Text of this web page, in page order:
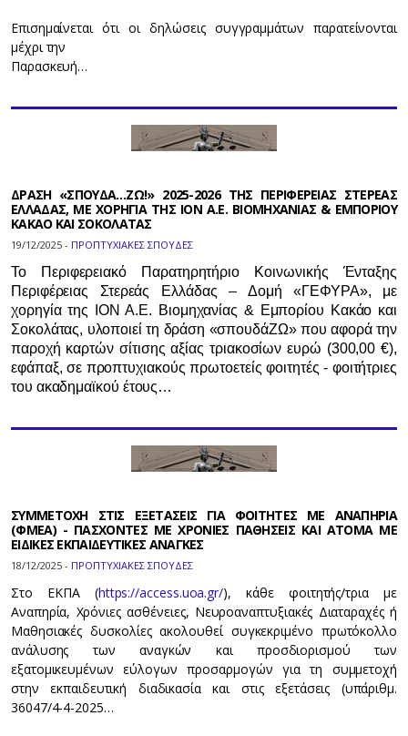
Επισημαίνεται ότι οι δηλώσεις συγγραμμάτων παρατείνονται
μέχρι την
Παρασκευή…
ΔΡΑΣΗ «ΣΠΟΥΔΑ…ΖΩ!» 2025-2026 ΤΗΣ ΠΕΡΙΦΕΡΕΙΑΣ ΣΤΕΡΕΑΣ
ΕΛΛΑΔΑΣ, ΜΕ ΧΟΡΗΓΙΑ ΤΗΣ ΙΟΝ Α.Ε. ΒΙΟΜΗΧΑΝΙΑΣ & ΕΜΠΟΡΙΟΥ
ΚΑΚΑΟ ΚΑΙ ΣΟΚΟΛΑΤΑΣ
19/12/2025 - ΠΡΟΠΤΥΧΙΑΚΕΣ ΣΠΟΥΔΕΣ
Το Περιφερειακό Παρατηρητήριο Κοινωνικής Ένταξης
Περιφέρειας Στερεάς Ελλάδας – Δομή «ΓΕΦΥΡΑ», με
χορηγία της ΙΟΝ Α.Ε. Βιομηχανίας & Εμπορίου Κακάο και
Σοκολάτας, υλοποιεί τη δράση «σπουδάΖΩ» που αφορά την
παροχή καρτών σίτισης αξίας τριακοσίων ευρώ (300,00 €),
εφάπαξ, σε προπτυχιακούς πρωτοετείς φοιτητές - φοιτήτριες
του ακαδημαϊκού έτους…
ΣΥΜΜΕΤΟΧΗ ΣΤΙΣ ΕΞΕΤΑΣΕΙΣ ΓΙΑ ΦΟΙΤΗΤΕΣ ΜΕ ΑΝΑΠΗΡΙΑ
(ΦΜΕΑ) - ΠΑΣΧΟΝΤΕΣ ΜΕ ΧΡΟΝΙΕΣ ΠΑΘΗΣΕΙΣ ΚΑΙ ΑΤΟΜΑ ΜΕ
ΕΙΔΙΚΕΣ ΕΚΠΑΙΔΕΥΤΙΚΕΣ ΑΝΑΓΚΕΣ
18/12/2025 - ΠΡΟΠΤΥΧΙΑΚΕΣ ΣΠΟΥΔΕΣ
Στο ΕΚΠΑ (https://access.uoa.gr/), κάθε φοιτητής/τρια με
Αναπηρία, Χρόνιες ασθένειες, Νευροαναπτυξιακές Διαταραχές ή
Μαθησιακές δυσκολίες ακολουθεί συγκεκριμένο πρωτόκολλο
ανάλυσης των αναγκών και προσδιορισμού των
εξατομικευμένων εύλογων προσαρμογών για τη συμμετοχή
στην εκπαιδευτική διαδικασία και στις εξετάσεις (υπ΄αριθμ.
36047/4-4-2025…